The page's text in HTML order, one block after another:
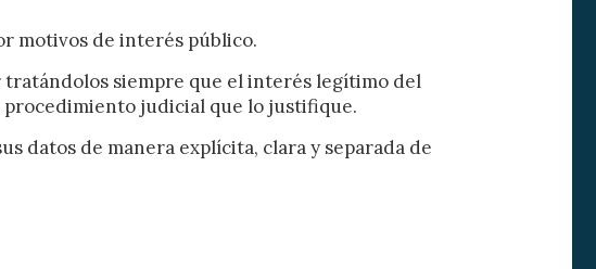
motivos de interés público.
tratándolos siempre que el interés legítimo del
procedimiento judicial que lo justifique.
datos de manera explícita, clara y separada de